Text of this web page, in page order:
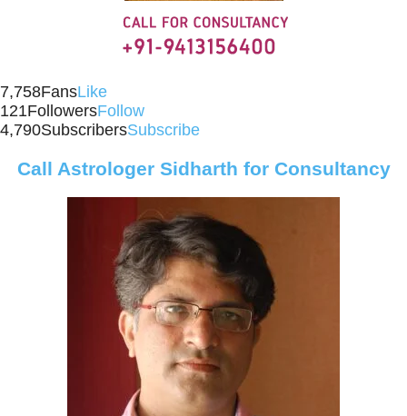
7,758FansLike
121FollowersFollow
4,790SubscribersSubscribe
Call Astrologer Sidharth for Consultancy